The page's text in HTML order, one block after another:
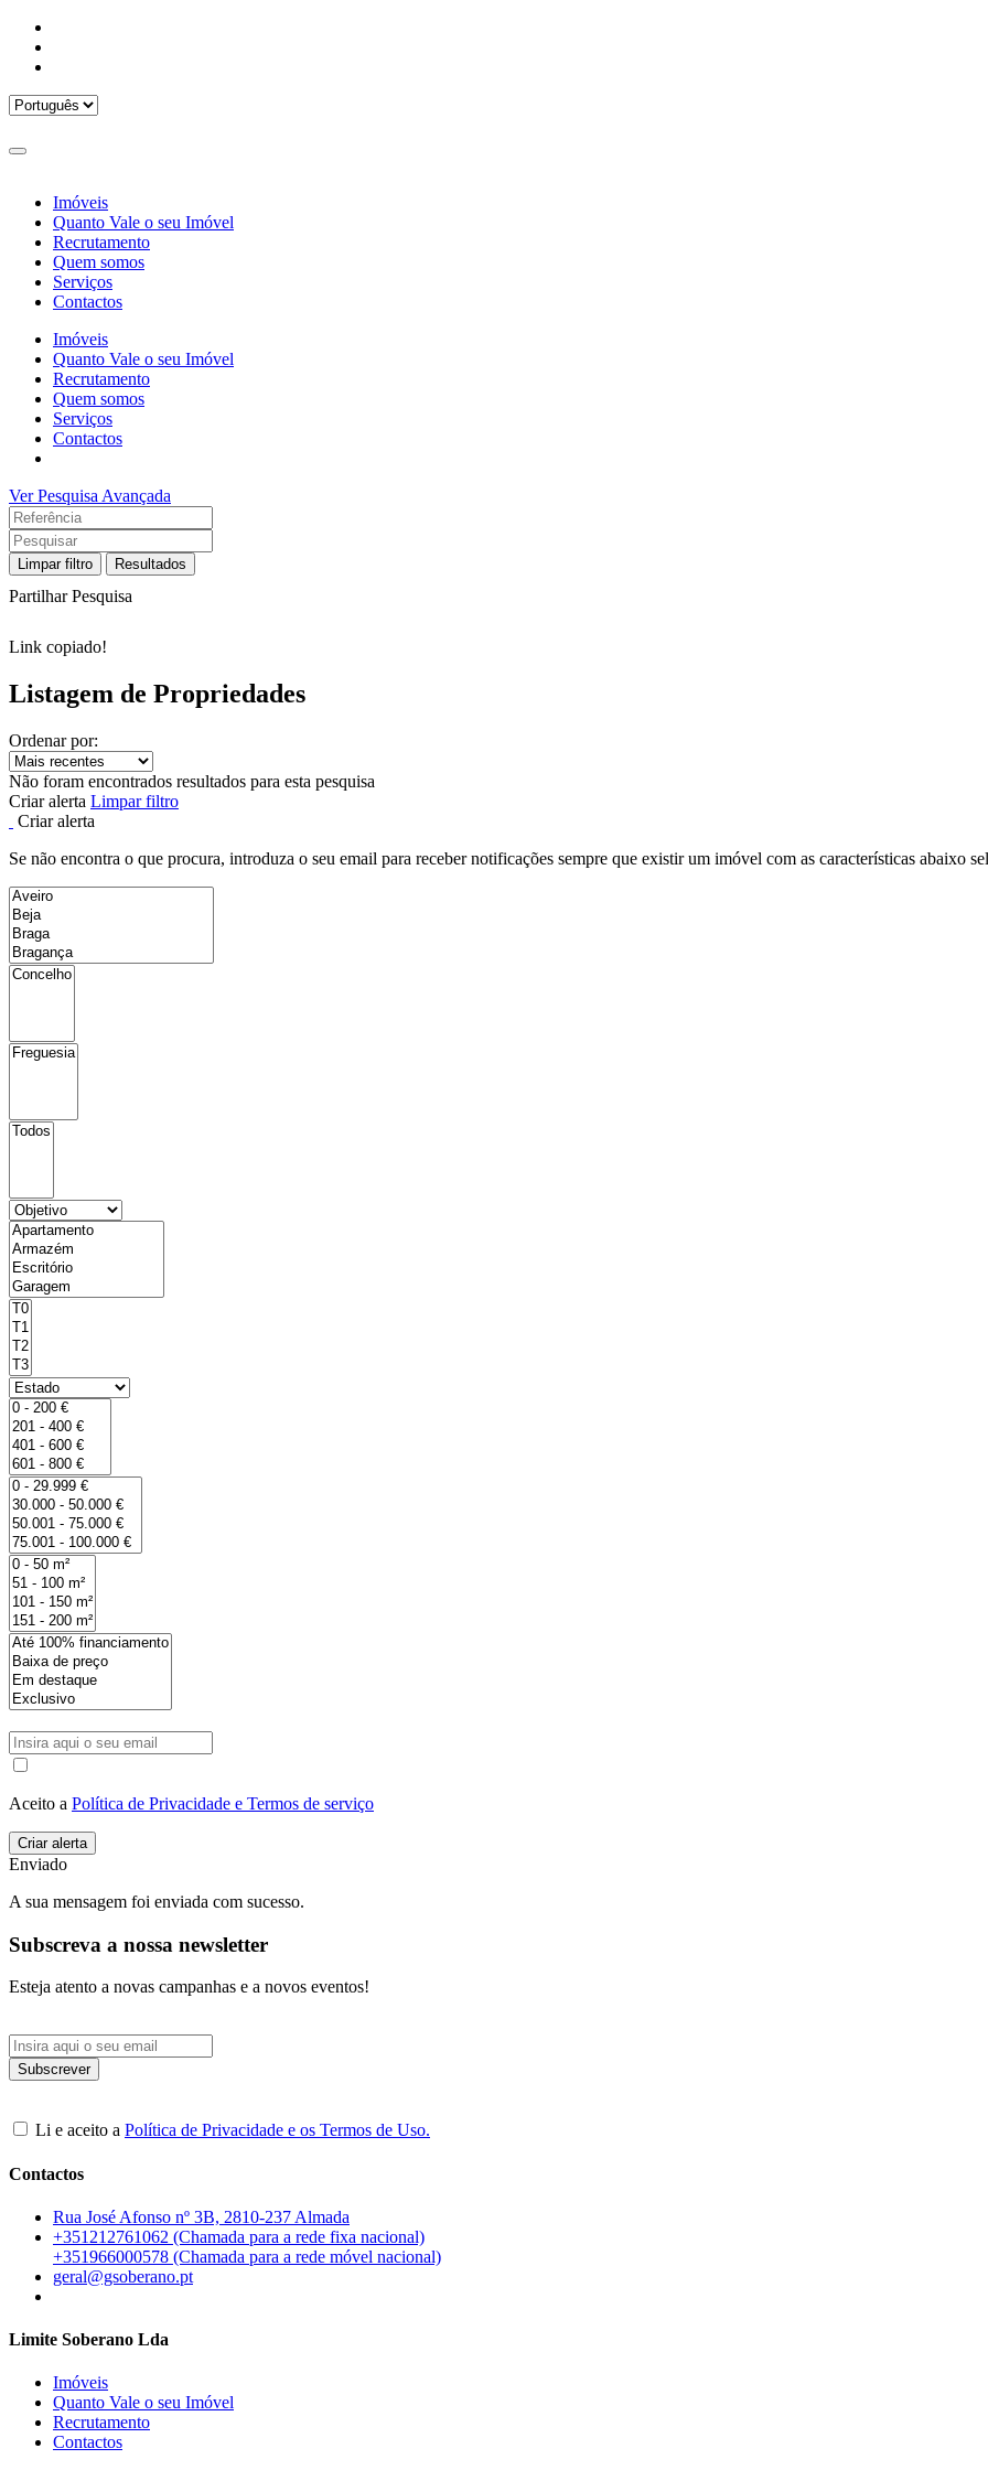
Imóveis
Quanto Vale o seu Imóvel
Recrutamento
Quem somos
Serviços
Contactos
Imóveis
Quanto Vale o seu Imóvel
Recrutamento
Quem somos
Serviços
Contactos
Ver Pesquisa Avançada
Limpar filtro Resultados
Partilhar Pesquisa
Link copiado!
Listagem de Propriedades
Ordenar por:
Não foram encontrados resultados para esta pesquisa
Criar alerta Limpar filtro
Criar alerta
Se não encontra o que procura, introduza o seu email para receber notificações sempre que existir um imóvel com as características abaixo
Aceito a Política de Privacidade e Termos de serviço
Enviado
A sua mensagem foi enviada com sucesso.
Subscreva a nossa newsletter
Esteja atento a novas campanhas e a novos eventos!
Li e aceito a Política de Privacidade e os Termos de Uso.
Contactos
Rua José Afonso nº 3B, 2810-237 Almada
+351212761062 (Chamada para a rede fixa nacional)
+351966000578 (Chamada para a rede móvel nacional)
geral@gsoberano.pt
Limite Soberano Lda
Imóveis
Quanto Vale o seu Imóvel
Recrutamento
Contactos